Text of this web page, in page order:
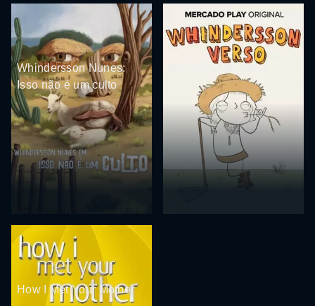
Whindersson Nunes:
Isso não é um culto
Whindersson Verso
How I Met Your Mother